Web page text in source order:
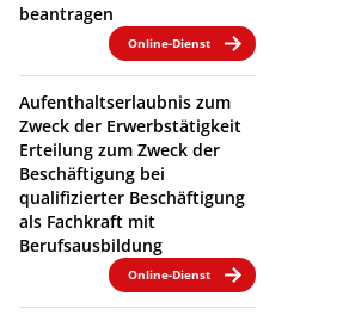
beantragen
Online-Dienst
Aufenthaltserlaubnis zum
Zweck der Erwerbstätigkeit
Erteilung zum Zweck der
Beschäftigung bei
qualifizierter Beschäftigung
als Fachkraft mit
Berufsausbildung
Online-Dienst